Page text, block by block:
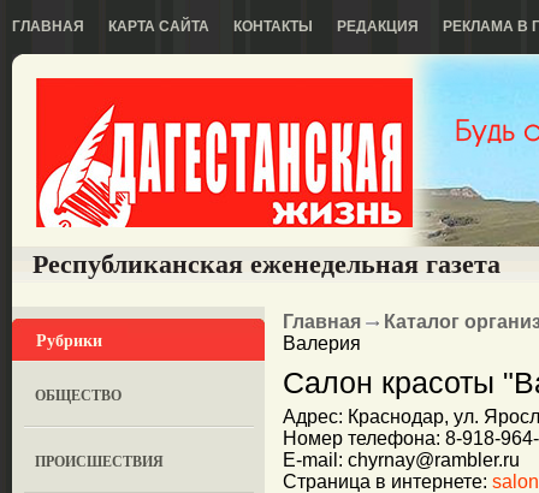
ГЛАВНАЯ КАРТА САЙТА КОНТАКТЫ РЕДАКЦИЯ РЕКЛАМА В
Республиканская еженедельная газета
Рубрики
ОБЩЕСТВО
ПРОИСШЕСТВИЯ
Главная
Каталог
Валерия
Салон красоты
Адрес: Краснодар, ул.
Номер телефона: 8-918-
E-mail: chyrnay@rambler.ru
Страница в интернете: